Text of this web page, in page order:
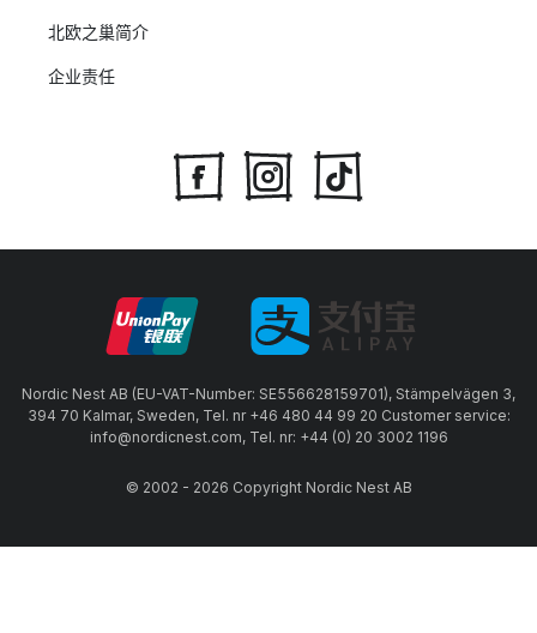
北欧之巢简介
企业责任
Nordic Nest AB (EU-VAT-Number: SE556628159701), Stämpelvägen 3,
394 70 Kalmar, Sweden, Tel. nr +46 480 44 99 20 Customer service:
info@nordicnest.com, Tel. nr: +44 (0) 20 3002 1196
© 2002 - 2026 Copyright Nordic Nest AB